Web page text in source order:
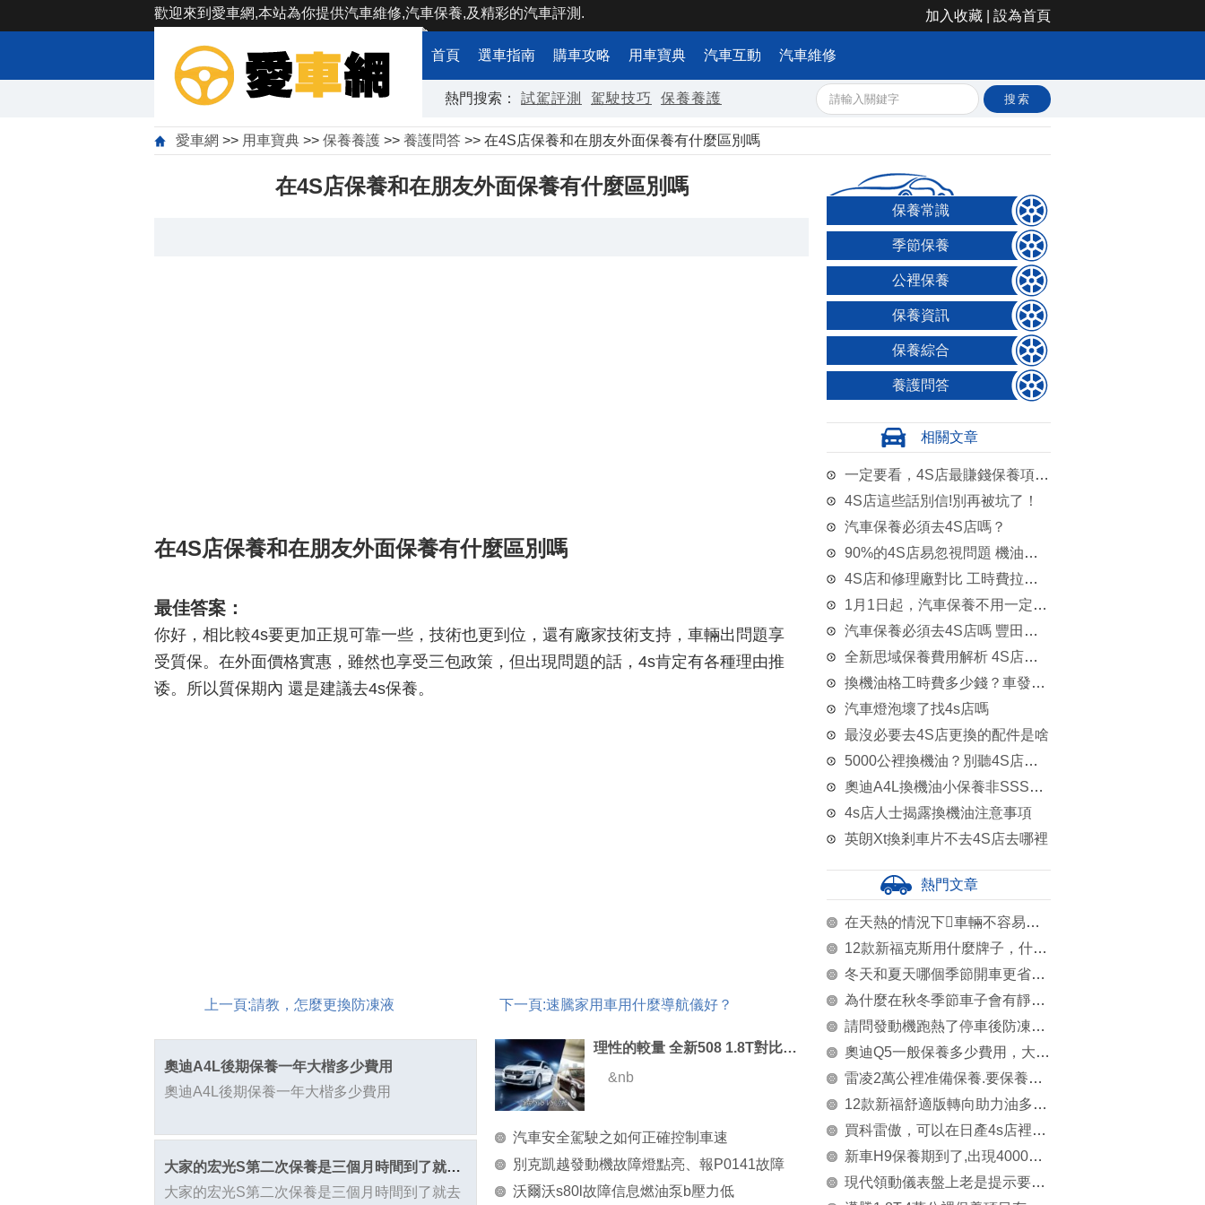
歡迎來到愛車網,本站為你提供汽車維修,汽車保養,及精彩的汽車評測. 加入收藏 設為首頁
首頁 選車指南 購車攻略 用車寶典 汽車互動 汽車維修
熱門搜索： 試駕評測 駕駛技巧 保養養護
愛車網 >> 用車寶典 >> 保養養護 >> 養護問答 >> 在4S店保養和在朋友外面保養有什麼區別嗎
在4S店保養和在朋友外面保養有什麼區別嗎
在4S店保養和在朋友外面保養有什麼區別嗎
最佳答案：
你好，相比較4s要更加正規可靠一些，技術也更到位，還有廠家技術支持，車輛出問題享
受質保。在外面價格實惠，雖然也享受三包政策，但出現問題的話，4s肯定有各種理由推
诿。所以質保期內 還是建議去4s保養。
上一頁:請教，怎麼更換防凍液 下一頁:速騰家用車用什麼導航儀好？
奧迪A4L後期保養一年大楷多少費用
奧迪A4L後期保養一年大楷多少費用
大家的宏光S第二次保養是三個月時間到了就去做保養還是夠了九千
大家的宏光S第二次保養是三個月時間到了就去
理性的較量 全新508 1.8T對比邁騰2.0T
&nb
汽車安全駕駛之如何正確控制車速
別克凱越發動機故障燈點亮、報P0141故障
沃爾沃s80l故障信息燃油泵b壓力低
保養常識
季節保養
公裡保養
保養資訊
保養綜合
養護問答
相關文章
一定要看，4S店最賺錢保養項目大揭秘！
4S店這些話別信!別再被坑了！
汽車保養必須去4S店嗎？
90%的4S店易忽視問題 機油不放干淨隱患超多
4S店和修理廠對比 工時費拉開價格差距
1月1日起，汽車保養不用一定要去4S店
汽車保養必須去4S店嗎 豐田逸致低油耗/優惠3萬
全新思域保養費用解析 4S店對比快修店保養費用
換機油格工時費多少錢？車發發是4S店的70%
汽車燈泡壞了找4s店嗎
最沒必要去4S店更換的配件是啥
5000公裡換機油？別聽4S店瞎忽悠
奧迪A4L換機油小保養非SSSS店費用調查
4s店人士揭露換機油注意事項
英朗Xt換剎車片不去4S店去哪裡
熱門文章
在天熱的情況下車輛不容易啟動或者怠速不穩該如何進行更換和保養呢
12款新福克斯用什麼牌子，什麼型號的空氣和空調濾芯
冬天和夏天哪個季節開車更省錢？
為什麼在秋冬季節車子會有靜電，是車子的問題嗎？
請問發動機跑熱了停車後防凍液昨流出來了?
奧迪Q5一般保養多少費用，大保養多少謝謝
雷凌2萬公裡准備保養.要保養哪些項目？
12款新福舒適版轉向助力油多少公裡換？
買科雷傲，可以在日產4s店裡保養嗎
新車H9保養期到了,出現4000轉跑不上60碼什麼原因?
現代領動儀表盤上老是提示要保養，怎麼解決